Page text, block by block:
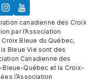
canadienne des Croix
par l’Association
Bleue du Québec,
Bleue Vie sont des
Canadienne des
Bleue-Québec et la Croix-
l’Association